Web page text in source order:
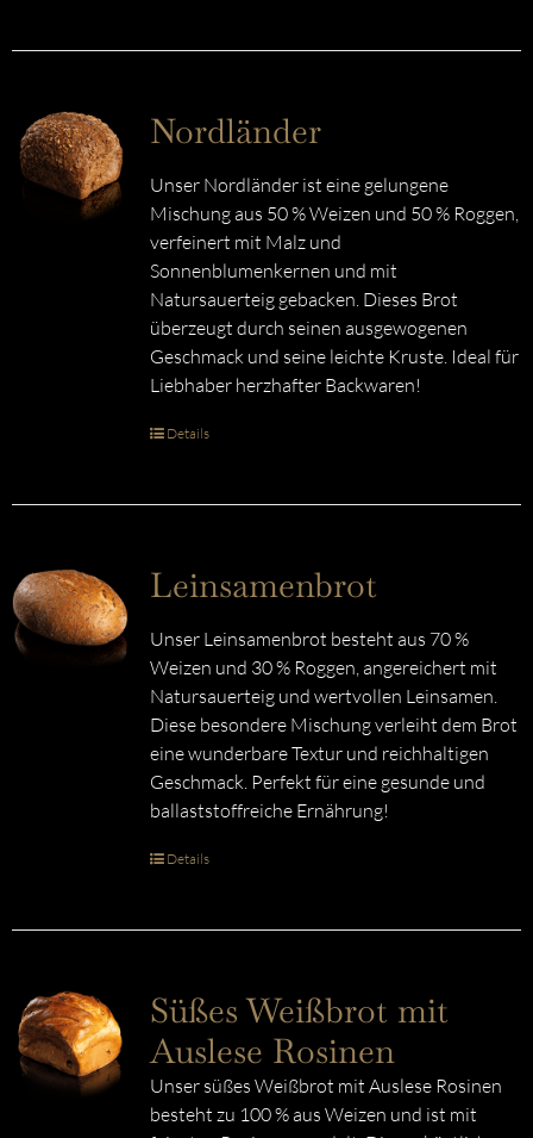
Nordländer
Unser Nordländer ist eine gelungene
Mischung aus 50 % Weizen und 50 % Roggen,
verfeinert mit Malz und
Sonnenblumenkernen und mit
Natursauerteig gebacken. Dieses Brot
überzeugt durch seinen ausgewogenen
Geschmack und seine leichte Kruste. Ideal für
Liebhaber herzhafter Backwaren!
Details
Leinsamenbrot
Unser Leinsamenbrot besteht aus 70 %
Weizen und 30 % Roggen, angereichert mit
Natursauerteig und wertvollen Leinsamen.
Diese besondere Mischung verleiht dem Brot
eine wunderbare Textur und reichhaltigen
Geschmack. Perfekt für eine gesunde und
ballaststoffreiche Ernährung!
Details
Süßes Weißbrot mit
Auslese Rosinen
Unser süßes Weißbrot mit Auslese Rosinen
besteht zu 100 % aus Weizen und ist mit